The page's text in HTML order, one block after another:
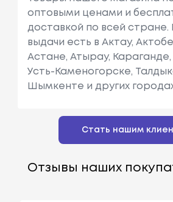
оптовыми ценами и
доставкой по всей стране.
выдачи есть в Актау,
Астане, Атырау, Караганде,
Усть-Каменогорске,
Шымкенте и других
Стать нашим
Отзывы наших